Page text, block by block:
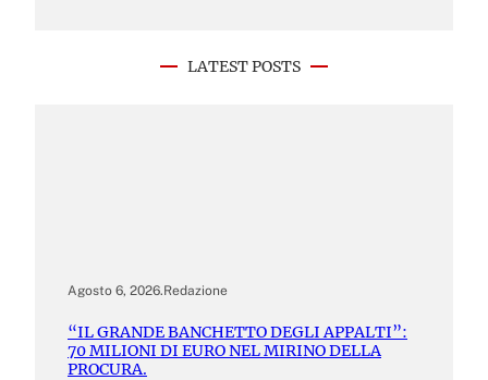
LATEST POSTS
Agosto 6, 2026.Redazione
“IL GRANDE BANCHETTO DEGLI APPALTI”:
70 MILIONI DI EURO NEL MIRINO DELLA
PROCURA.